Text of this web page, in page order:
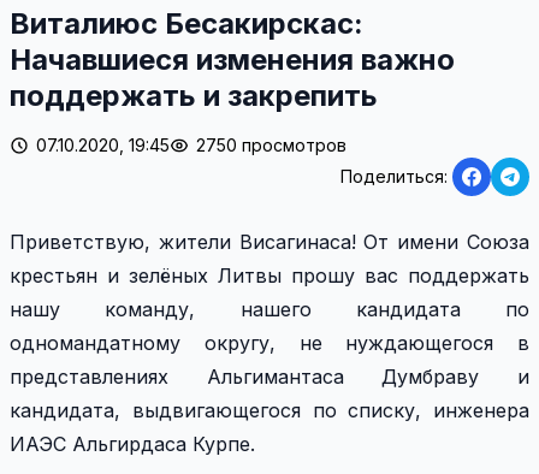
Виталиюс Бесакирскас:
Начавшиеся изменения важно
поддержать и закрепить
07.10.2020, 19:45
2750 просмотров
Поделиться:
Приветствую, жители Висагинаса! От имени Союза
крестьян и зелёных Литвы прошу вас поддержать
нашу команду, нашего кандидата по
одномандатному округу, не нуждающегося в
представлениях Альгимантаса Думбраву и
кандидата, выдвигающегося по списку, инженера
ИАЭС Альгирдаса Курпе.